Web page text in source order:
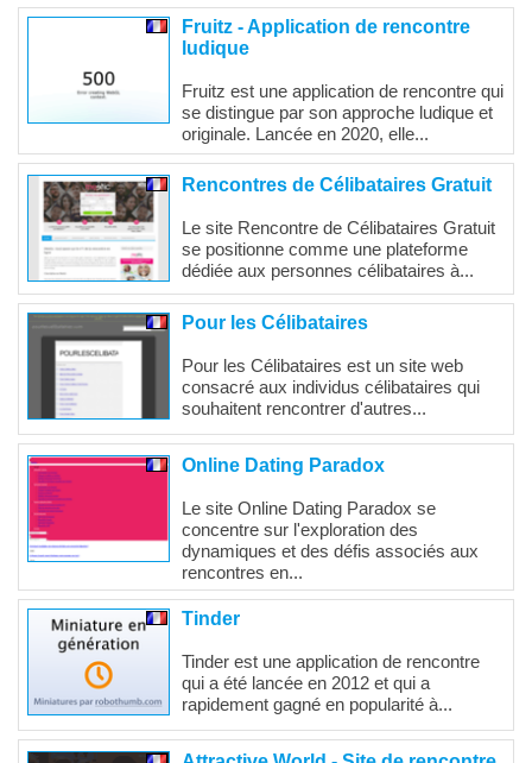
Fruitz - Application de rencontre
ludique
Fruitz est une application de rencontre qui
se distingue par son approche ludique et
originale. Lancée en 2020, elle...
Rencontres de Célibataires Gratuit
Le site Rencontre de Célibataires Gratuit
se positionne comme une plateforme
dédiée aux personnes célibataires à...
Pour les Célibataires
Pour les Célibataires est un site web
consacré aux individus célibataires qui
souhaitent rencontrer d'autres...
Online Dating Paradox
Le site Online Dating Paradox se
concentre sur l'exploration des
dynamiques et des défis associés aux
rencontres en...
Tinder
Tinder est une application de rencontre
qui a été lancée en 2012 et qui a
rapidement gagné en popularité à...